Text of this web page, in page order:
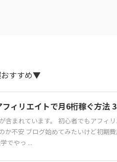
おすすめ▼
フィリエイトで月6桁稼ぐ方法
含まれています。 初心者でもアフィ
か不安 ブログ始めてみたいけど初期
でやっ ...